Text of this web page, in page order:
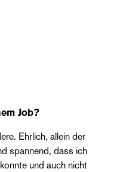
Job?
Ehrlich, allein der
spannend, dass ich
und auch nicht